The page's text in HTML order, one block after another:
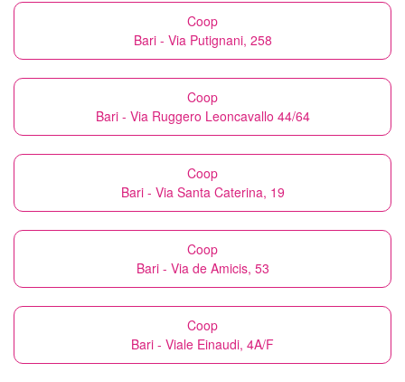
Coop
Bari - Via Putignani, 258
Coop
Bari - Via Ruggero Leoncavallo 44/64
Coop
Bari - Via Santa Caterina, 19
Coop
Bari - Via de Amicis, 53
Coop
Bari - Viale Einaudi, 4A/F